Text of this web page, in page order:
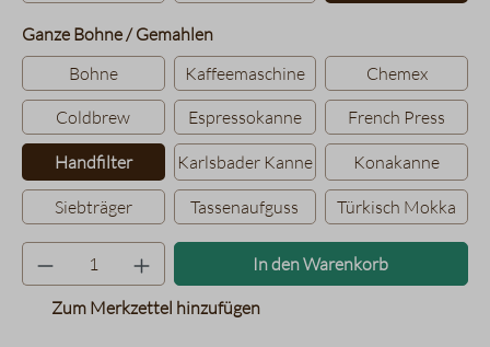
Ganze Bohne / Gemahlenauswählen
Bohne
Kaffeemaschine
Chemex
Coldbrew
Espressokanne French Press
Handfilter Karlsbader Kanne Konakanne
Siebträger Tassenaufguss Türkisch Mokka
Produkt Anzahl: Gib den
In den Warenkorb
Zum Merkzettel hinzufügen